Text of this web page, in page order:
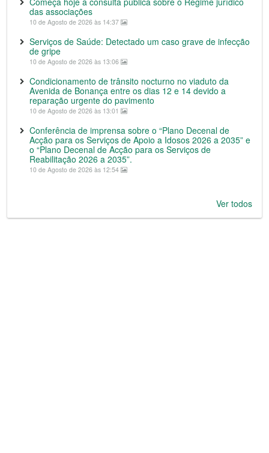
das associações
10 de Agosto de 2026 às 14:37
Serviços de Saúde: Detectado um caso grave de infecção
de gripe
10 de Agosto de 2026 às 13:06
Condicionamento de trânsito nocturno no viaduto da
Avenida de Bonança entre os dias 12 e 14 devido a
reparação urgente do pavimento
10 de Agosto de 2026 às 13:01
Conferência de imprensa sobre o “Plano Decenal de
Acção para os Serviços de Apoio a Idosos 2026 a 2035” e
o “Plano Decenal de Acção para os Serviços de
Reabilitação 2026 a 2035”.
10 de Agosto de 2026 às 12:54
Ver todos